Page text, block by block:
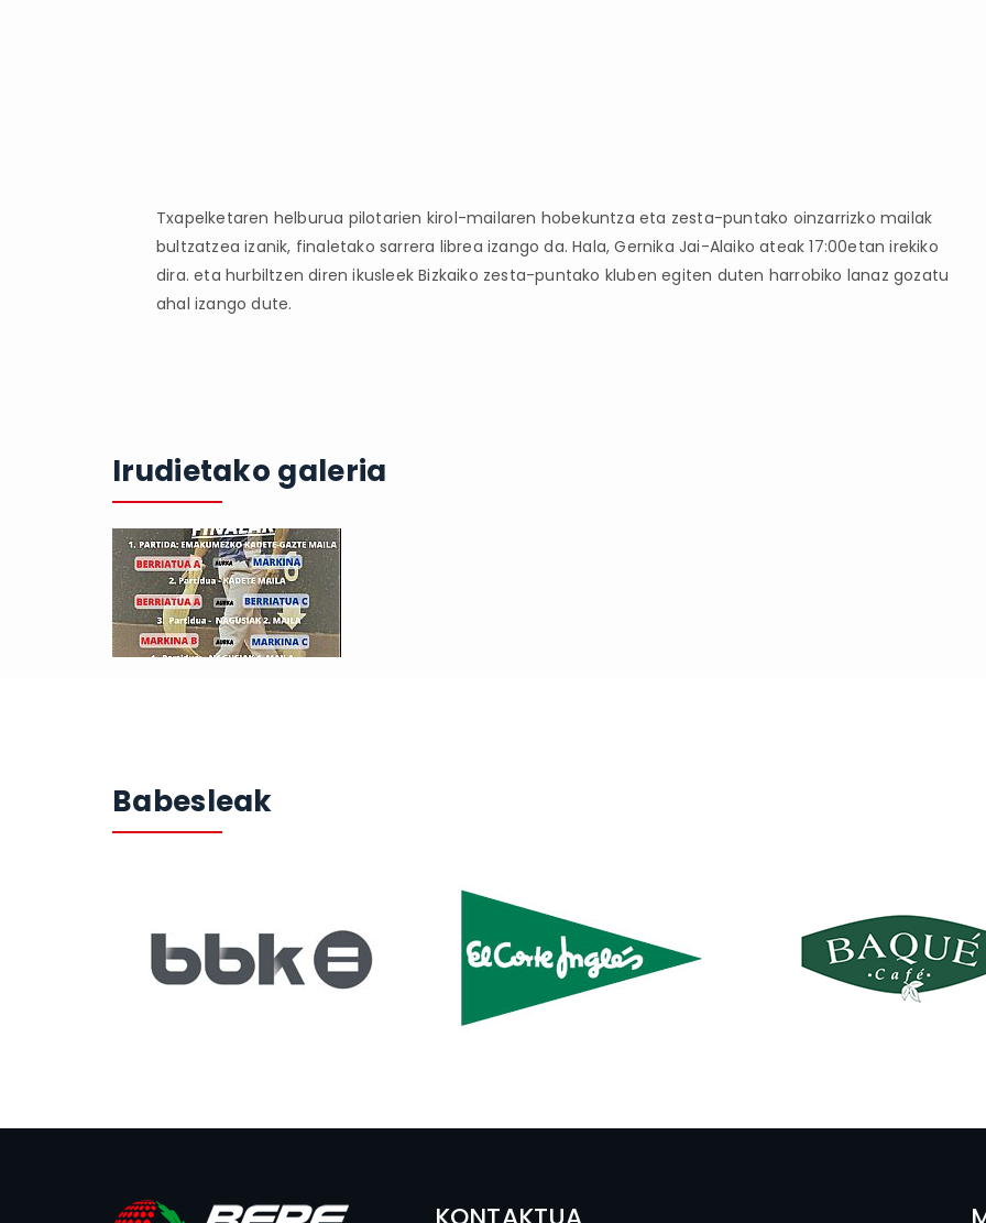
Txapelketaren helburua pilotarien kirol-mailaren hobekuntza eta zesta-puntako oinzarrizko mailak
bultzatzea izanik, finaletako sarrera librea izango da. Hala, Gernika Jai-Alaiko ateak 17:00etan irekiko
dira. eta hurbiltzen diren ikusleek Bizkaiko zesta-puntako kluben egiten duten harrobiko lanaz gozatu
ahal izango dute.
Irudietako galeria
Babesleak